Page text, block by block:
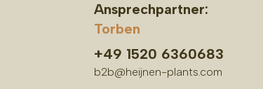
Ansprechpartner:
Torben
+49 1520 6360683
b2b@heijnen-plants.com